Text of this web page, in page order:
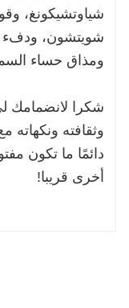
شياوتشيكونغ،
شويتشون، ودفء
ومذاق حساء
وثقافته ونكهاته
دائمًا ما تكون
أخرى قريبا!